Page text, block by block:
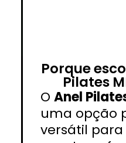
Porque
Pilates
O Anel
uma opção
versátil